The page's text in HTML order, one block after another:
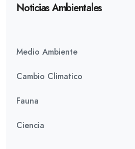
Noticias Ambientales
Medio Ambiente
Cambio Climatico
Fauna
Ciencia